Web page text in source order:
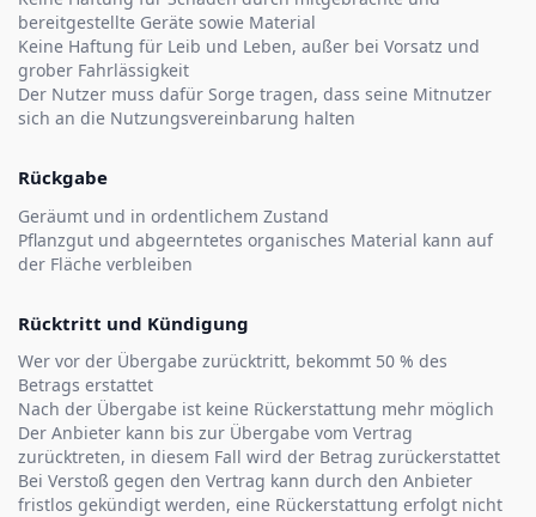
bereitgestellte Geräte sowie Material
Keine Haftung für Leib und Leben, außer bei Vorsatz und
grober Fahrlässigkeit
Der Nutzer muss dafür Sorge tragen, dass seine Mitnutzer
sich an die Nutzungsvereinbarung halten
Rückgabe
Geräumt und in ordentlichem Zustand
Pflanzgut und abgeerntetes organisches Material kann auf
der Fläche verbleiben
Rücktritt und Kündigung
Wer vor der Übergabe zurücktritt, bekommt 50 % des
Betrags erstattet
Nach der Übergabe ist keine Rückerstattung mehr möglich
Der Anbieter kann bis zur Übergabe vom Vertrag
zurücktreten, in diesem Fall wird der Betrag zurückerstattet
Bei Verstoß gegen den Vertrag kann durch den Anbieter
fristlos gekündigt werden, eine Rückerstattung erfolgt nicht